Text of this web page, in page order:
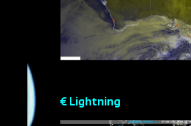
€ Lightning